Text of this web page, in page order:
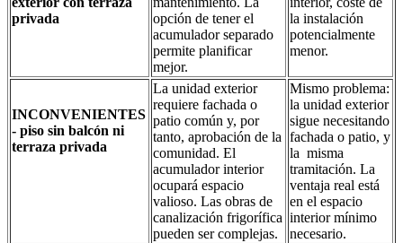
privada
opción de tener el
acumulador separado
permite planificar
mejor.
la instalación
potencialmente
menor.
INCONVENIENTES
- piso sin balcón ni
terraza privada
La unidad exterior
requiere fachada o
patio común y, por
tanto, aprobación de la
comunidad. El
acumulador interior
ocupará espacio
valioso. Las obras de
canalización frigorífica
pueden ser complejas.
Mismo problema:
la unidad exterior
sigue necesitando
fachada o patio, y
la misma
tramitación. La
ventaja real está
en el espacio
interior mínimo
necesario.